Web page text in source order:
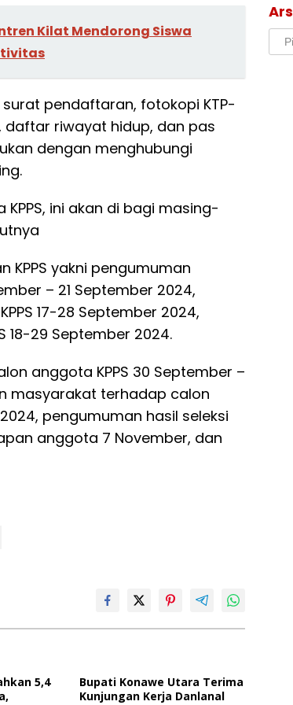
Kilat Mendorong Siswa
pendaftaran, fotokopi KTP-
daftar riwayat hidup, dan pas
dengan menghubungi
KPPS, ini akan di bagi masing-
KPPS yakni pengumuman
– 21 September 2024,
17-28 September 2024,
18-29 September 2024.
anggota KPPS 30 September –
masyarakat terhadap calon
pengumuman hasil seleksi
anggota 7 November, dan
5,4
Bupati Konawe Utara Terima
Kunjungan Kerja Danlanal
Arsip